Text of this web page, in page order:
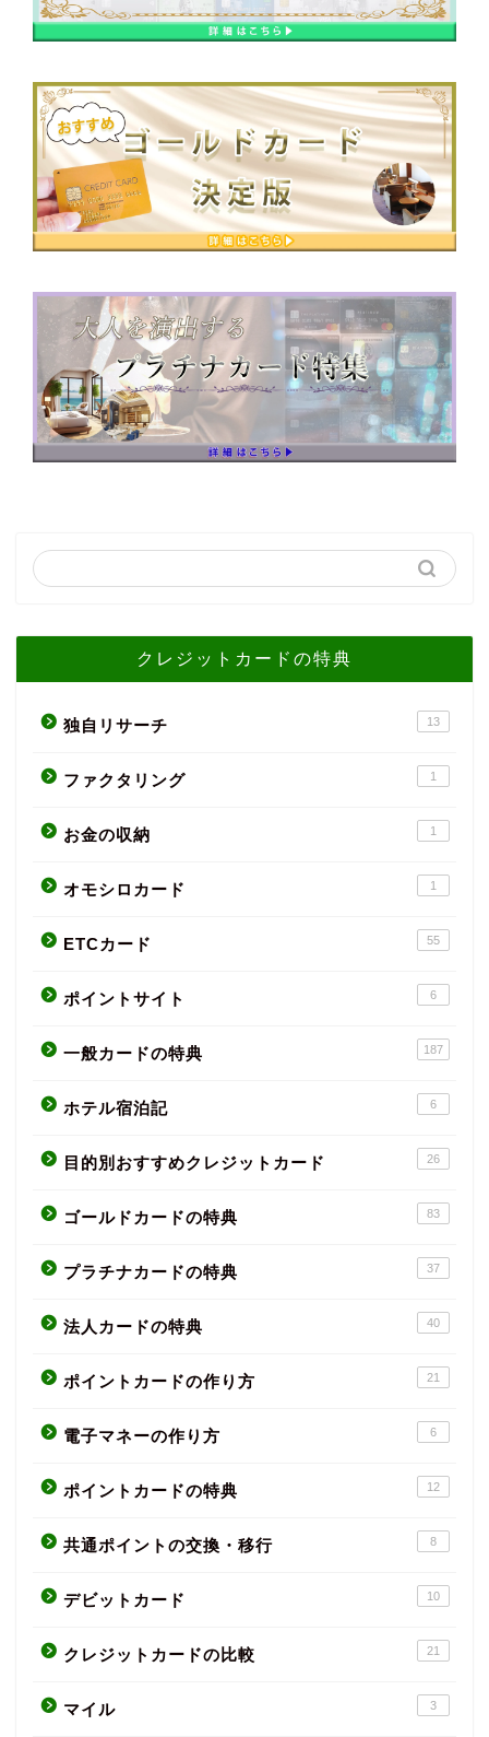
クレジットカードの特典
独自リサーチ 13
ファクタリング 1
お金の収納 1
オモシロカード 1
ETCカード 55
ポイントサイト 6
一般カードの特典 187
ホテル宿泊記 6
目的別おすすめクレジットカード 26
ゴールドカードの特典 83
プラチナカードの特典 37
法人カードの特典 40
ポイントカードの作り方 21
電子マネーの作り方 6
ポイントカードの特典 12
共通ポイントの交換・移行 8
デビットカード 10
クレジットカードの比較 21
マイル 3